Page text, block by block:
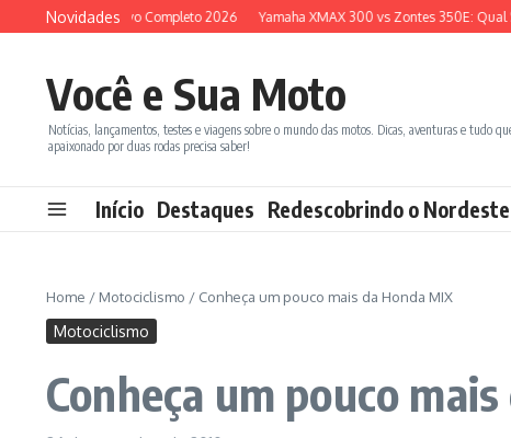
Ir para o conteúdo
Novidades
Comparativo Completo 2026 Yamaha XMAX 300 vs Zontes 350E: Qual
Você e Sua Moto
Notícias, lançamentos, testes e viagens sobre o mundo das motos. Dicas, aventuras e tudo
apaixonado por duas rodas precisa saber!
Início Destaques Redescobrindo o
Home / Motociclismo / Conheça um pouco mais da Honda MIX
Motociclismo
Conheça um pouco